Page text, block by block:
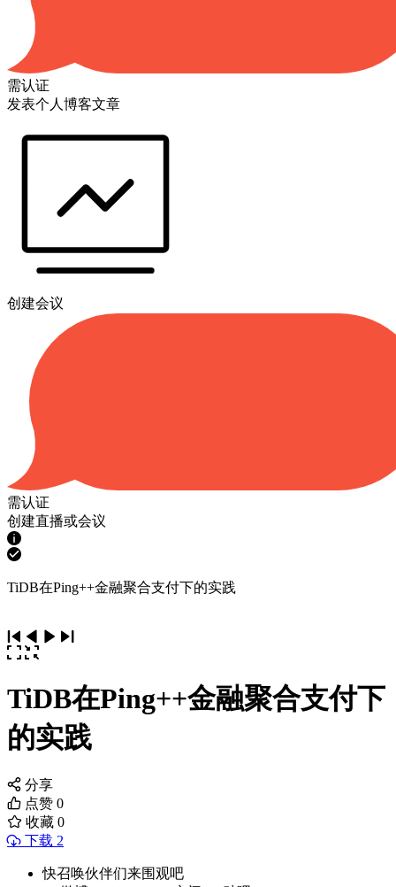
需认证
发表个人博客文章
创建会议
需认证
创建直播或会议
TiDB在Ping++金融聚合支付下的实践
TiDB在Ping++金融聚合支付下
的实践
分享
点赞 0
收藏 0
下载 2
快召唤伙伴们来围观吧